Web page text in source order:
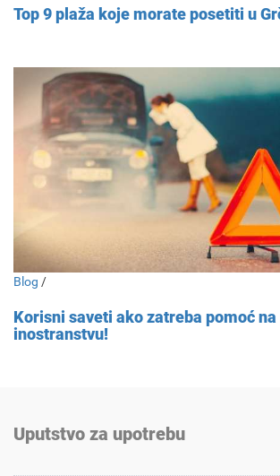
Top 9 plaža koje morate posetiti u
Blog /
Korisni saveti ako zatreba pomoć na
inostranstvu!
Uputstvo za upotrebu